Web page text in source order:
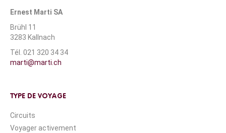
Ernest Marti SA
Brühl 11
3283 Kallnach
Tél. 021 320 34 34
marti@marti.ch
TYPE DE VOYAGE
Circuits
Voyager activement